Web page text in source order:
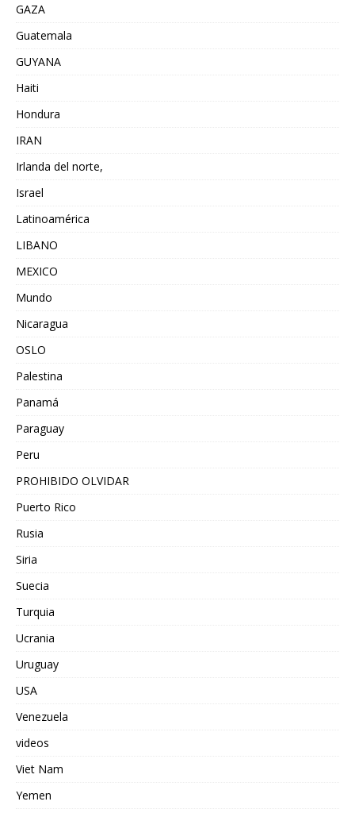
GAZA
Guatemala
GUYANA
Haiti
Hondura
IRAN
Irlanda del norte,
Israel
Latinoamérica
LIBANO
MEXICO
Mundo
Nicaragua
OSLO
Palestina
Panamá
Paraguay
Peru
PROHIBIDO OLVIDAR
Puerto Rico
Rusia
Siria
Suecia
Turquia
Ucrania
Uruguay
USA
Venezuela
videos
Viet Nam
Yemen